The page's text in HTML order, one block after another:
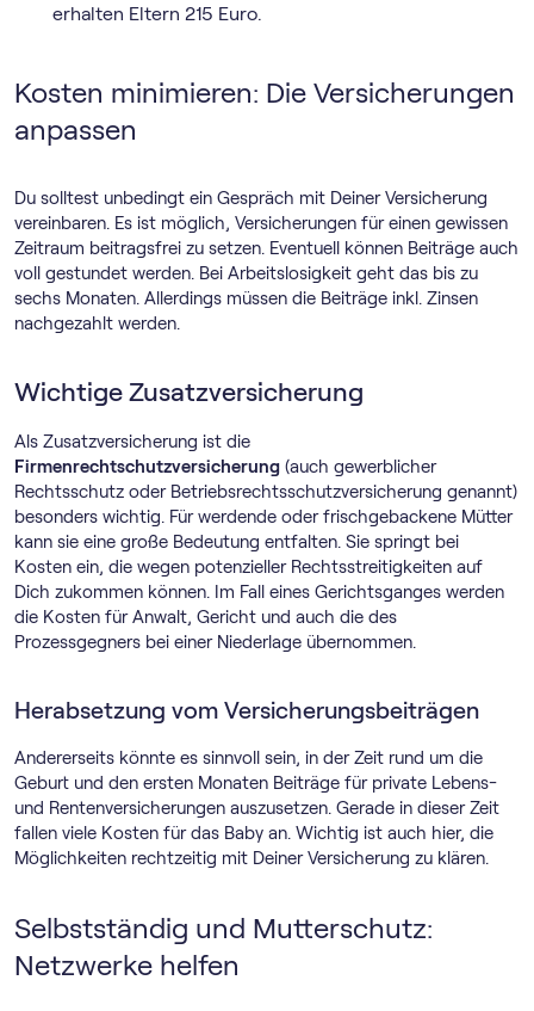
erhalten Eltern 215 Euro.
Kosten minimieren: Die Versicherungen
anpassen
Du solltest unbedingt ein Gespräch mit Deiner Versicherung
vereinbaren. Es ist möglich, Versicherungen für einen gewissen
Zeitraum beitragsfrei zu setzen. Eventuell können Beiträge auch
voll gestundet werden. Bei Arbeitslosigkeit geht das bis zu
sechs Monaten. Allerdings müssen die Beiträge inkl. Zinsen
nachgezahlt werden.
Wichtige Zusatzversicherung
Als Zusatzversicherung ist die
Firmenrechtschutzversicherung (auch gewerblicher
Rechtsschutz oder Betriebsrechtsschutzversicherung genannt)
besonders wichtig. Für werdende oder frischgebackene Mütter
kann sie eine große Bedeutung entfalten. Sie springt bei
Kosten ein, die wegen potenzieller Rechtsstreitigkeiten auf
Dich zukommen können. Im Fall eines Gerichtsganges werden
die Kosten für Anwalt, Gericht und auch die des
Prozessgegners bei einer Niederlage übernommen.
Herabsetzung vom Versicherungsbeiträgen
Andererseits könnte es sinnvoll sein, in der Zeit rund um die
Geburt und den ersten Monaten Beiträge für private Lebens-
und Rentenversicherungen auszusetzen. Gerade in dieser Zeit
fallen viele Kosten für das Baby an. Wichtig ist auch hier, die
Möglichkeiten rechtzeitig mit Deiner Versicherung zu klären.
Selbstständig und Mutterschutz:
Netzwerke helfen